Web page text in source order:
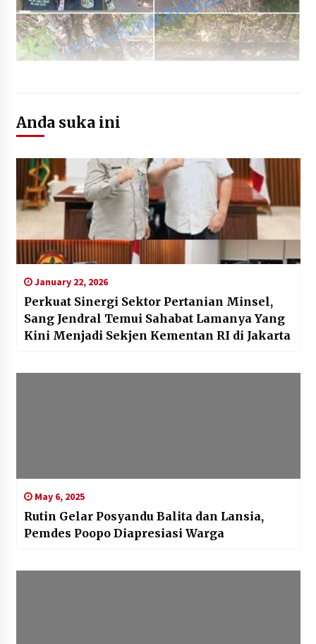
Anda suka ini
January 22, 2026
Perkuat Sinergi Sektor Pertanian Minsel,
Sang Jendral Temui Sahabat Lamanya Yang
Kini Menjadi Sekjen Kementan RI di Jakarta
May 6, 2025
Rutin Gelar Posyandu Balita dan Lansia,
Pemdes Poopo Diapresiasi Warga